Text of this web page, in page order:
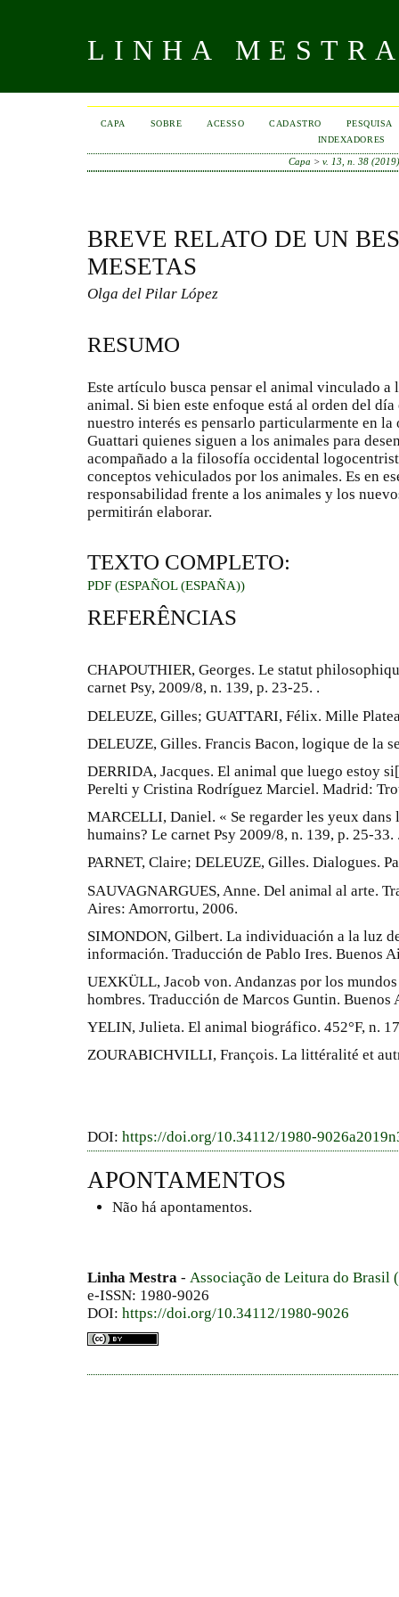
LINHA
CAPA SOBRE ACESSO CADASTRO
PESQUISA
INDEXADORES
Capa > v. 13, n. 38 (2019)
BREVE RELATO DE UN
MESETAS
Olga del Pilar López
RESUMO
Este artículo busca pensar el animal vinculado
animal. Si bien este enfoque está al orden del
nuestro interés es pensarlo particularmente en
Guattari quienes siguen a los animales para
acompañado a la filosofía occidental
conceptos vehiculados por los animales. Es en
responsabilidad frente a los animales y los
permitirán elaborar.
TEXTO COMPLETO:
PDF (ESPAÑOL (ESPAÑA))
REFERÊNCIAS
CHAPOUTHIER, Georges. Le statut
carnet Psy, 2009/8, n. 139, p. 23-25. .
DELEUZE, Gilles; GUATTARI, Félix. Mille
DELEUZE, Gilles. Francis Bacon, logique de la
DERRIDA, Jacques. El animal que luego estoy
Perelti y Cristina Rodríguez Marciel. Madrid:
MARCELLI, Daniel. « Se regarder les yeux
humains? Le carnet Psy 2009/8, n. 139, p. 25-33.
PARNET, Claire; DELEUZE, Gilles. Dialogues.
SAUVAGNARGUES, Anne. Del animal al arte.
Aires: Amorrortu, 2006.
SIMONDON, Gilbert. La individuación a la luz
información. Traducción de Pablo Ires. Buenos
UEXKÜLL, Jacob von. Andanzas por los
hombres. Traducción de Marcos Guntin. Buenos
YELIN, Julieta. El animal biográfico. 452°F, n.
ZOURABICHVILLI, François. La littéralité et
DOI: https://doi.org/10.34112/1980-
APONTAMENTOS
Não há apontamentos.
Linha Mestra - Associação de Leitura do Brasil
e-ISSN: 1980-9026
DOI: https://doi.org/10.34112/1980-9026